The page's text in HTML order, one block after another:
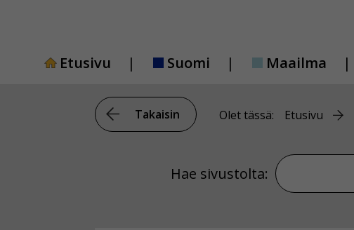
Etusivu
Suomi Maailma
Takaisin Olet tässä: Etusivu
Hae sivustolta: Hae sivustolta